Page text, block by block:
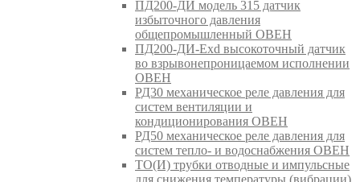
ПД200-ДИ модель 315 датчик
избыточного давления
общепромышленный ОВЕН
ПД200-ДИ-Exd высокоточный датчик
во взрывонепроницаемом исполнении
ОВЕН
РД30 механическое реле давления для
систем вентиляции и
кондиционирования ОВЕН
РД50 механическое реле давления для
систем тепло- и водоснабжения ОВЕН
ТО(И) трубки отводные и импульсные
для снижения температуры (вибрации)